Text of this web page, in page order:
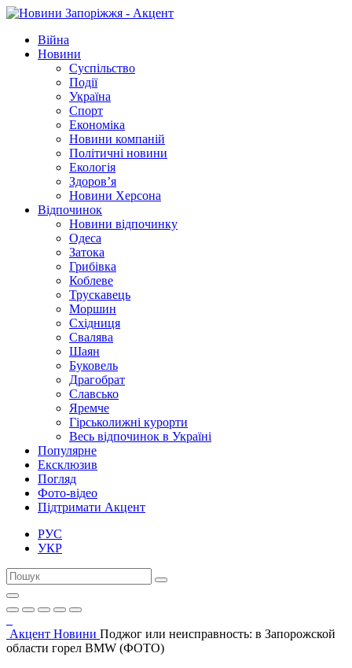
Війна
Новини
Суспільство
Події
Україна
Спорт
Економіка
Новини компаній
Політичні новини
Екологія
Здоров’я
Новини Херсона
Відпочинок
Новини відпочинку
Одеса
Затока
Грибівка
Коблеве
Трускавець
Моршин
Східниця
Свалява
Шаян
Буковель
Драгобрат
Славсько
Яремче
Гірськолижні курорти
Весь відпочинок в Україні
Популярне
Ексклюзив
Погляд
Фото-відео
Підтримати Акцент
РУС
УКР
Акцент Новини Поджог или неисправность: в Запорожской
области горел BMW (ФОТО)